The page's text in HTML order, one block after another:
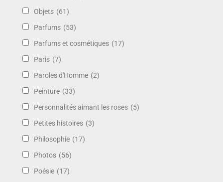
Objets (61)
Parfums (53)
Parfums et cosmétiques (17)
Paris (7)
Paroles d'Homme (2)
Peinture (33)
Personnalités aimant les roses (5)
Petites histoires (3)
Philosophie (17)
Photos (56)
Poésie (17)